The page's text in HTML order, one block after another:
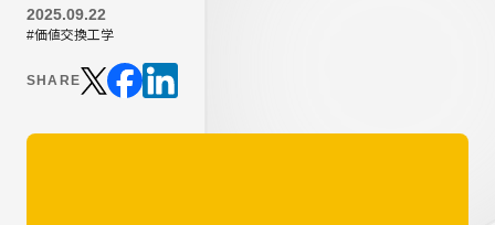
2025.09.22
#価値交換工学
SHARE